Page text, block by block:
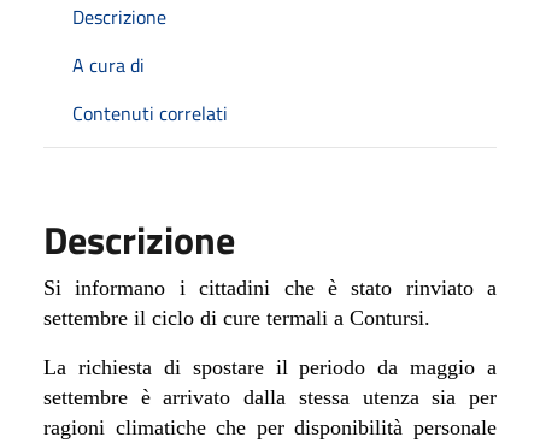
Descrizione
A cura di
Contenuti correlati
Descrizione
Si informano i cittadini che è stato rinviato a
settembre il ciclo di cure termali a Contursi.
La richiesta di spostare il periodo da maggio a
settembre è arrivato dalla stessa utenza sia per
ragioni climatiche che per disponibilità personale